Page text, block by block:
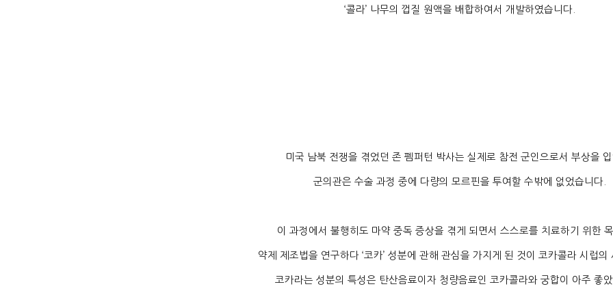
‘콜라’ 나무의 껍질 원액을 배합하여서 개발하였습니다
미국 남북 전쟁을 겪었던 존 펨퍼턴 박사는 실제로 참전 군인으로서 부상을
군의관은 수술 과정 중에 다량의 모르핀을 투여할 수밖에 없었습니다
이 과정에서 불행히도 마약 중독 증상을 겪게 되면서 스스로를 치료하기 위한
약제 제조법을 연구하다 ‘코카’ 성분에 관해 관심을 가지게 된 것이 코카콜라 시럽의
코카라는 성분의 특성은 탄산음료이자 청량음료인 코카콜라와 궁합이 아주 좋